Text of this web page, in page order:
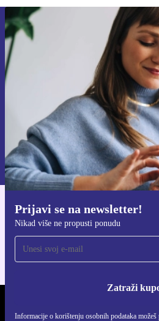
Prijavi se na newsletter!
Nikad više ne propusti ponudu
Zatraži
Informacije o korištenju osobnih podataka možeš
Prijavi se na
Nikad više ne
Zatraži
Informacije o korištenju osobnih podataka
Pravilima privatnosti.
Preuzmi
Za iOS i Android